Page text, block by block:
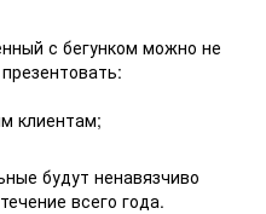
с бегунком можно не
клиентам;
будут ненавязчиво
всего года.